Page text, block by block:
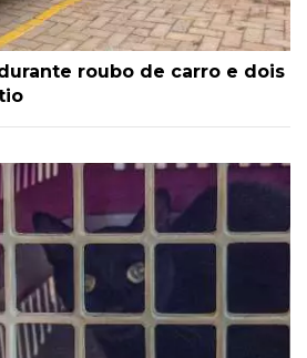
roubo de carro e dois